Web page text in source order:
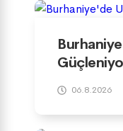
06.8.2026